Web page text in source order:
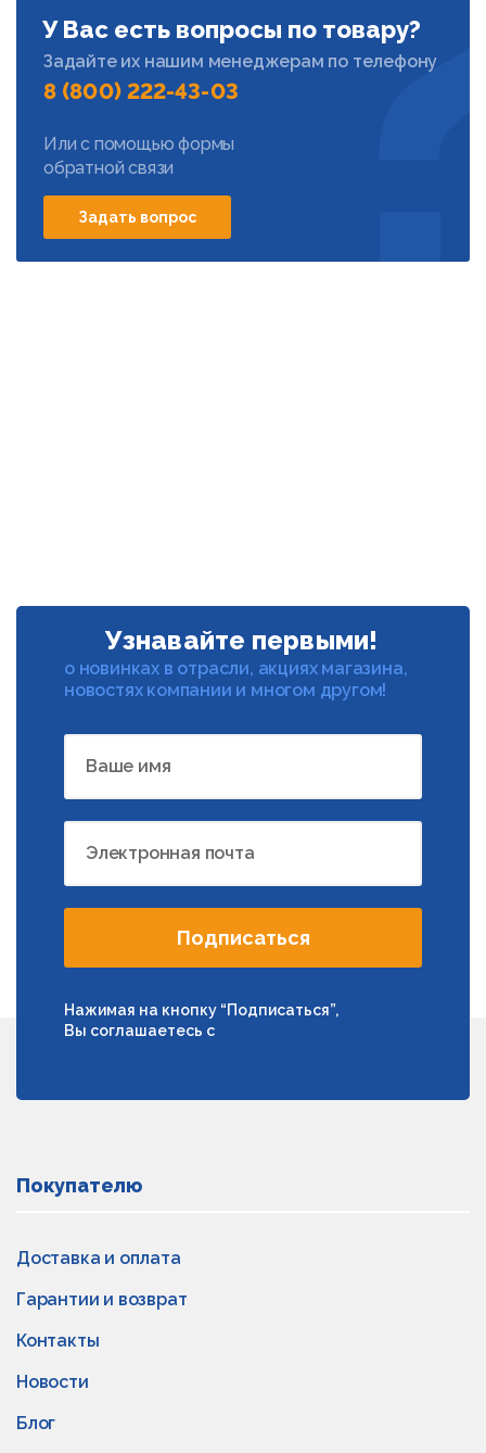
У Вас есть вопросы по товару?
Задайте их нашим менеджерам по телефону
8 (800) 222-43-03
Или с помощью формы
обратной связи
Задать вопрос
Узнавайте первыми!
о новинках в отрасли, акциях магазина,
новостях компании и многом другом!
Ваше имя
Электронная почта
Подписаться
Нажимая на кнопку “Подписаться”,
Вы соглашаетесь с
Покупателю
Доставка и оплата
Гарантии и возврат
Контакты
Новости
Блог